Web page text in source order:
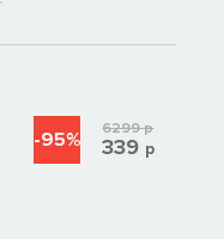
-95% 6299р
339 р